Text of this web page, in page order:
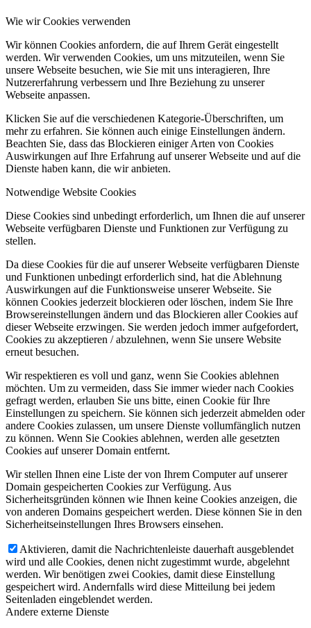
Wie wir Cookies verwenden
Wir können Cookies anfordern, die auf Ihrem Gerät eingestellt
werden. Wir verwenden Cookies, um uns mitzuteilen, wenn Sie
unsere Webseite besuchen, wie Sie mit uns interagieren, Ihre
Nutzererfahrung verbessern und Ihre Beziehung zu unserer
Webseite anpassen.
Klicken Sie auf die verschiedenen Kategorie-Überschriften, um
mehr zu erfahren. Sie können auch einige Einstellungen ändern.
Beachten Sie, dass das Blockieren einiger Arten von Cookies
Auswirkungen auf Ihre Erfahrung auf unserer Webseite und auf die
Dienste haben kann, die wir anbieten.
Notwendige Website Cookies
Diese Cookies sind unbedingt erforderlich, um Ihnen die auf unserer
Webseite verfügbaren Dienste und Funktionen zur Verfügung zu
stellen.
Da diese Cookies für die auf unserer Webseite verfügbaren Dienste
und Funktionen unbedingt erforderlich sind, hat die Ablehnung
Auswirkungen auf die Funktionsweise unserer Webseite. Sie
können Cookies jederzeit blockieren oder löschen, indem Sie Ihre
Browsereinstellungen ändern und das Blockieren aller Cookies auf
dieser Webseite erzwingen. Sie werden jedoch immer aufgefordert,
Cookies zu akzeptieren / abzulehnen, wenn Sie unsere Website
erneut besuchen.
Wir respektieren es voll und ganz, wenn Sie Cookies ablehnen
möchten. Um zu vermeiden, dass Sie immer wieder nach Cookies
gefragt werden, erlauben Sie uns bitte, einen Cookie für Ihre
Einstellungen zu speichern. Sie können sich jederzeit abmelden oder
andere Cookies zulassen, um unsere Dienste vollumfänglich nutzen
zu können. Wenn Sie Cookies ablehnen, werden alle gesetzten
Cookies auf unserer Domain entfernt.
Wir stellen Ihnen eine Liste der von Ihrem Computer auf unserer
Domain gespeicherten Cookies zur Verfügung. Aus
Sicherheitsgründen können wie Ihnen keine Cookies anzeigen, die
von anderen Domains gespeichert werden. Diese können Sie in den
Sicherheitseinstellungen Ihres Browsers einsehen.
Aktivieren, damit die Nachrichtenleiste dauerhaft ausgeblendet
wird und alle Cookies, denen nicht zugestimmt wurde, abgelehnt
werden. Wir benötigen zwei Cookies, damit diese Einstellung
gespeichert wird. Andernfalls wird diese Mitteilung bei jedem
Seitenladen eingeblendet werden.
Andere externe Dienste